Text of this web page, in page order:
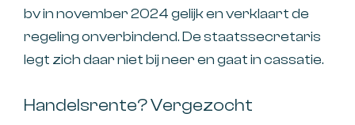
bv in november 2024 gelijk en verklaart de
regeling onverbindend. De staatssecretaris
legt zich daar niet bij neer en gaat in cassatie.
Handelsrente? Vergezocht